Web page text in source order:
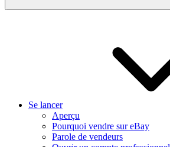
Se lancer
Aperçu
Pourquoi vendre sur eBay
Parole de vendeurs